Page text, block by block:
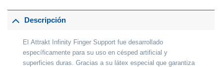
Descripción
El Attrakt Infinity Finger Supportfue desarrollado
específicamente para su uso en césped artificial y
superficies duras. Gracias a su látex especial que garantiza